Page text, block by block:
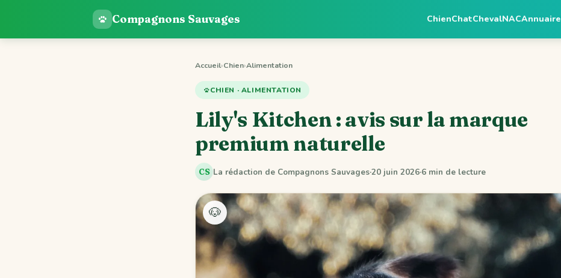
Compagnons Sauvages ChienChatChevalNACAnnuaire
Accueil›Chien›Alimentation
CHIEN · ALIMENTATION
Lily's Kitchen : avis sur la marque
premium naturelle
CS La rédaction de Compagnons Sauvages·20 juin 2026·6 min de lecture
🐶